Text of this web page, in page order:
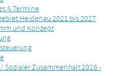
& Termine
Heidenau 2021 bis 2027
und Konzept
Sozialer Zusammenhalt 2016 -